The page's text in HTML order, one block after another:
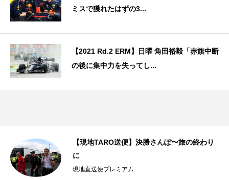
ミスで獲れたはずの3...
【2021 Rd.2 ERM】日曜 角田裕毅「赤旗中断
の後に集中力を失ってし...
【現地TARO送便】決勝さんぽ〜旅の終わり
に
現地直送便プレミアム